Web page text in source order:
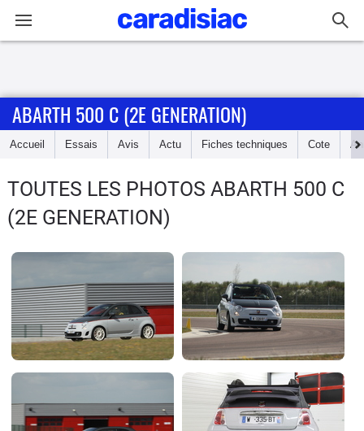
Accueil
Essais
d'achat
Electriques
Utilitaires
Auto
ABARTH 500 C (2E GENERATION)
Accueil Essais Avis Actu Fiches techniques Cote
TOUTES LES PHOTOS ABARTH 500 C
(2E GENERATION)